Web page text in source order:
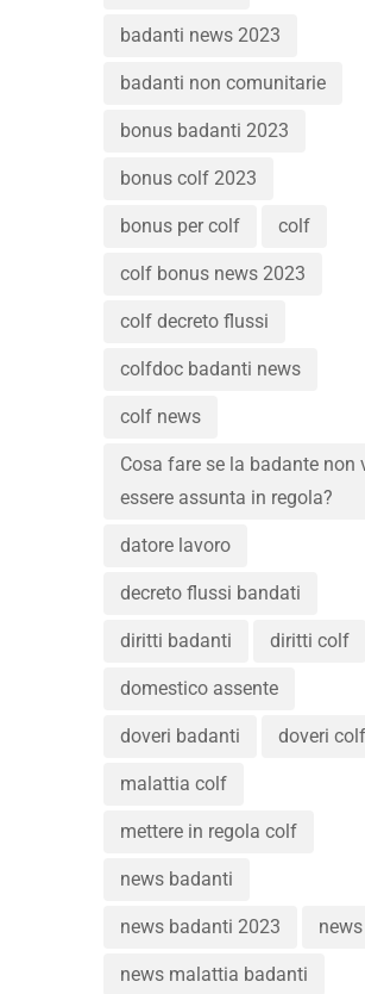
badanti news 2023
badanti non comunitarie
bonus badanti 2023
bonus colf 2023
bonus per colf colf
colf bonus news 2023
colf decreto flussi
colfdoc badanti news
colf news
Cosa fare se la badante non
essere assunta in regola?
datore lavoro
decreto flussi bandati
diritti badanti diritti colf
domestico assente
doveri badanti doveri colf
malattia colf
mettere in regola colf
news badanti
news badanti 2023
news malattia badanti